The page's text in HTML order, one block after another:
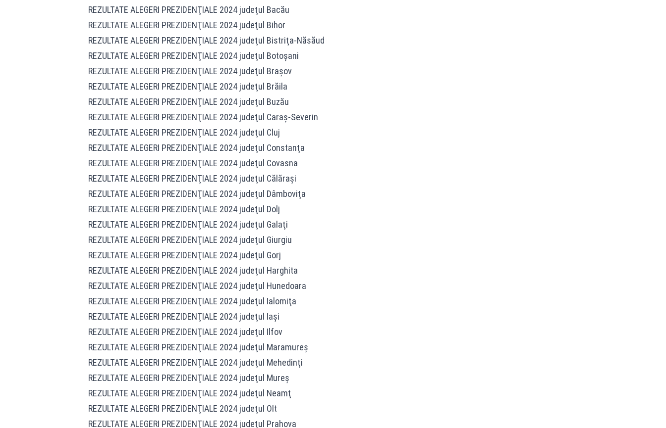
REZULTATE ALEGERI PREZIDENŢIALE 2024 judeţul Bacău
REZULTATE ALEGERI PREZIDENŢIALE 2024 judeţul Bihor
REZULTATE ALEGERI PREZIDENŢIALE 2024 judeţul Bistriţa-Năsăud
REZULTATE ALEGERI PREZIDENŢIALE 2024 judeţul Botoşani
REZULTATE ALEGERI PREZIDENŢIALE 2024 judeţul Braşov
REZULTATE ALEGERI PREZIDENŢIALE 2024 judeţul Brăila
REZULTATE ALEGERI PREZIDENŢIALE 2024 judeţul Buzău
REZULTATE ALEGERI PREZIDENŢIALE 2024 judeţul Caraş-Severin
REZULTATE ALEGERI PREZIDENŢIALE 2024 judeţul Cluj
REZULTATE ALEGERI PREZIDENŢIALE 2024 judeţul Constanţa
REZULTATE ALEGERI PREZIDENŢIALE 2024 judeţul Covasna
REZULTATE ALEGERI PREZIDENŢIALE 2024 judeţul Călăraşi
REZULTATE ALEGERI PREZIDENŢIALE 2024 judeţul Dâmboviţa
REZULTATE ALEGERI PREZIDENŢIALE 2024 judeţul Dolj
REZULTATE ALEGERI PREZIDENŢIALE 2024 judeţul Galaţi
REZULTATE ALEGERI PREZIDENŢIALE 2024 judeţul Giurgiu
REZULTATE ALEGERI PREZIDENŢIALE 2024 judeţul Gorj
REZULTATE ALEGERI PREZIDENŢIALE 2024 judeţul Harghita
REZULTATE ALEGERI PREZIDENŢIALE 2024 judeţul Hunedoara
REZULTATE ALEGERI PREZIDENŢIALE 2024 judeţul Ialomiţa
REZULTATE ALEGERI PREZIDENŢIALE 2024 judeţul Iaşi
REZULTATE ALEGERI PREZIDENŢIALE 2024 judeţul Ilfov
REZULTATE ALEGERI PREZIDENŢIALE 2024 judeţul Maramureş
REZULTATE ALEGERI PREZIDENŢIALE 2024 judeţul Mehedinţi
REZULTATE ALEGERI PREZIDENŢIALE 2024 judeţul Mureş
REZULTATE ALEGERI PREZIDENŢIALE 2024 judeţul Neamţ
REZULTATE ALEGERI PREZIDENŢIALE 2024 judeţul Olt
REZULTATE ALEGERI PREZIDENŢIALE 2024 judeţul Prahova